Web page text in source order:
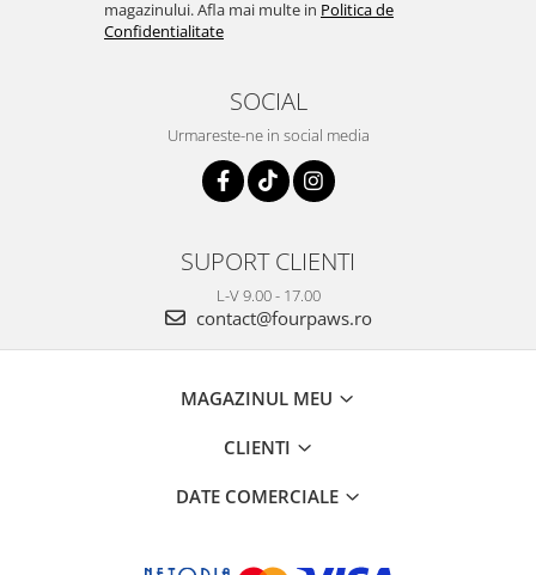
magazinului. Afla mai multe in Politica de
Confidentialitate
SOCIAL
Urmareste-ne in social media
SUPORT CLIENTI
L-V 9.00 - 17.00
contact@fourpaws.ro
MAGAZINUL MEU
CLIENTI
DATE COMERCIALE